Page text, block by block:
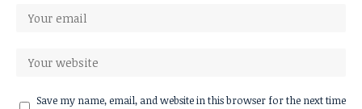
Save my name, email, and website in this browser for the next time